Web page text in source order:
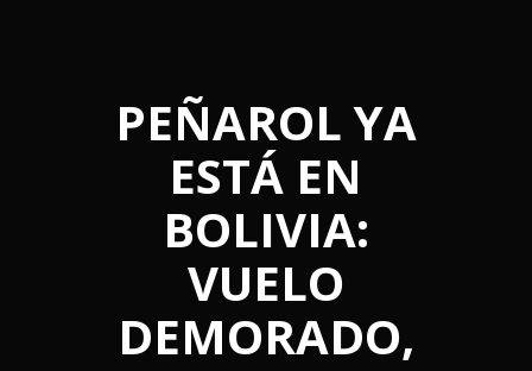
PEÑAROL YA
ESTÁ EN
BOLIVIA:
VUELO
DEMORADO,